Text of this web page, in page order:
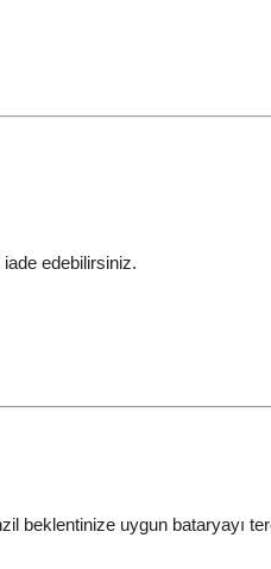
iade edebilirsiniz.
beklentinize uygun bataryayı